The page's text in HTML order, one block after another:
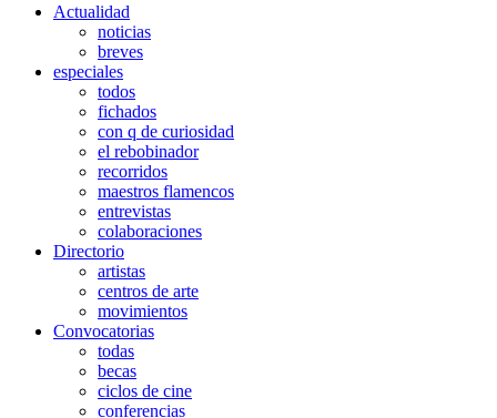
Actualidad
noticias
breves
especiales
todos
fichados
con q de curiosidad
el rebobinador
recorridos
maestros flamencos
entrevistas
colaboraciones
Directorio
artistas
centros de arte
movimientos
Convocatorias
todas
becas
ciclos de cine
conferencias